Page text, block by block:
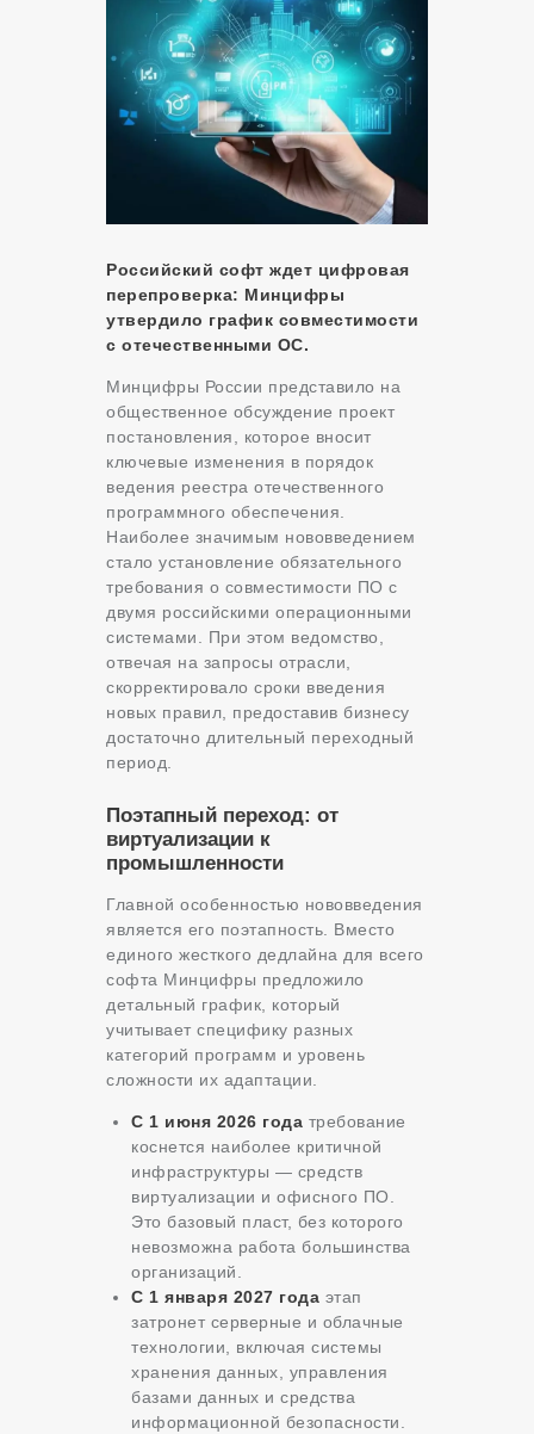
Российский софт ждет цифровая
перепроверка: Минцифры
утвердило график совместимости
с отечественными ОС.
Минцифры России представило на
общественное обсуждение проект
постановления, которое вносит
ключевые изменения в порядок
ведения реестра отечественного
программного обеспечения.
Наиболее значимым нововведением
стало установление обязательного
требования о совместимости ПО с
двумя российскими операционными
системами. При этом ведомство,
отвечая на запросы отрасли,
скорректировало сроки введения
новых правил, предоставив бизнесу
достаточно длительный переходный
период.
Поэтапный переход: от
виртуализации к
промышленности
Главной особенностью нововведения
является его поэтапность. Вместо
единого жесткого дедлайна для всего
софта Минцифры предложило
детальный график, который
учитывает специфику разных
категорий программ и уровень
сложности их адаптации.
С 1 июня 2026 года требование
коснется наиболее критичной
инфраструктуры — средств
виртуализации и офисного ПО.
Это базовый пласт, без которого
невозможна работа большинства
организаций.
С 1 января 2027 года этап
затронет серверные и облачные
технологии, включая системы
хранения данных, управления
базами данных и средства
информационной безопасности.